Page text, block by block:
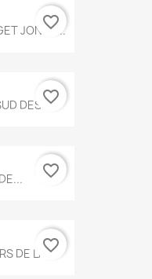
JONES...
favorite_border
DES...favorite_border
favorite_border
DE LA...
favorite_border